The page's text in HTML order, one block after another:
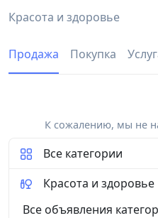
Красота и здоровье
Продажа Покупка
К сожалению, мы не
Все категории
Красота и здоровье
Все объявления